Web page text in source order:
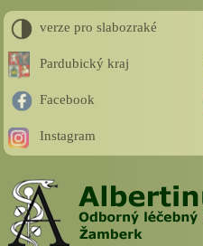
verze pro slabozraké
Pardubický kraj
Facebook
Instagram